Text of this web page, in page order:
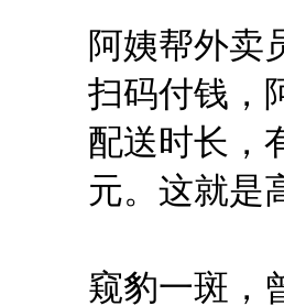
阿姨帮外卖
扫码付钱，
配送时长，
元。这就是
窥豹一斑，